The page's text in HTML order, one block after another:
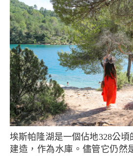
埃斯帕隆湖是一個佔地328公頃的人工湖，於1947年
建造，作為水庫。儘管它仍然